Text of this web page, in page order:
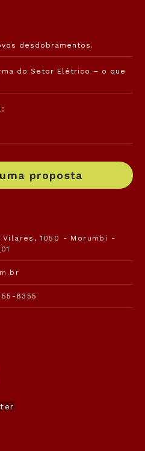
desdobramentos.
do Setor Elétrico – o que
proposta
Vilares, 1050 - Morumbi -
8355